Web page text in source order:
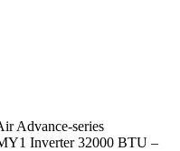
Advance-series
Inverter 32000 BTU –